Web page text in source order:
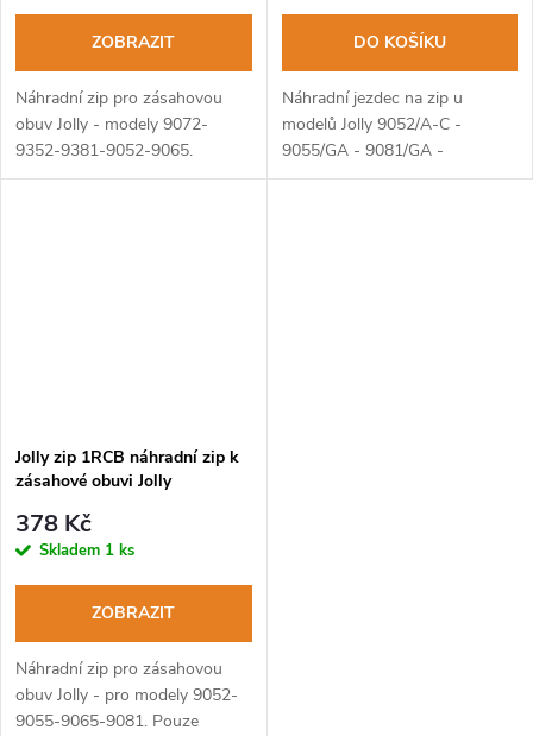
ZOBRAZIT
Náhradní zip pro zásahovou
obuv Jolly - modely 9072-
9352-9381-9052-9065.
DO KOŠÍKU
Náhradní jezdec na zip u
modelů Jolly 9052/A-C -
9055/GA - 9081/GA -
9065/GA.
Jolly zip 1RCB náhradní zip k
zásahové obuvi Jolly
378 Kč
Skladem 1 ks
ZOBRAZIT
Náhradní zip pro zásahovou
obuv Jolly - pro modely 9052-
9055-9065-9081. Pouze